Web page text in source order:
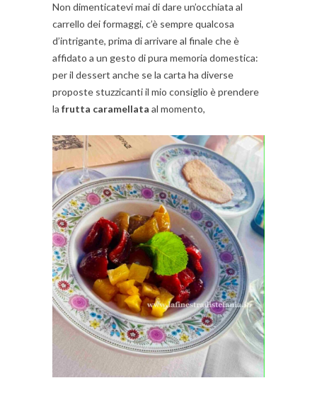
Non dimenticatevi mai di dare un’occhiata al
carrello dei formaggi, c’è sempre qualcosa
d’intrigante, prima di arrivare al finale che è
affidato a un gesto di pura memoria domestica:
per il dessert anche se la carta ha diverse
proposte stuzzicanti il mio consiglio è prendere
la frutta caramellata al momento,